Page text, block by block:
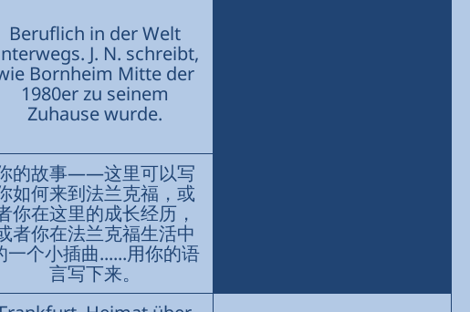
Beruflich in der Welt
J. N. schreibt,
Bornheim Mitte der
1980er zu seinem
Zuhause wurde.
的故事——这里可以写
如何来到法兰克福，或
你在这里的成长经历，
者你在法兰克福生活中
一个小插曲......用你的语
言写下来。